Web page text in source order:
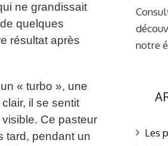
ne grandissait
quelques
résultat après
« turbo », une
il se sentit
Ce pasteur
tard, pendant un
notre
Les